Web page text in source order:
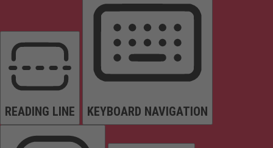
READING LINE KEYBOARD NAVIGATION